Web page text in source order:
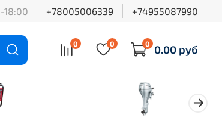
18:00 +78005006339 +74955087990
0 0 0 0.00 руб